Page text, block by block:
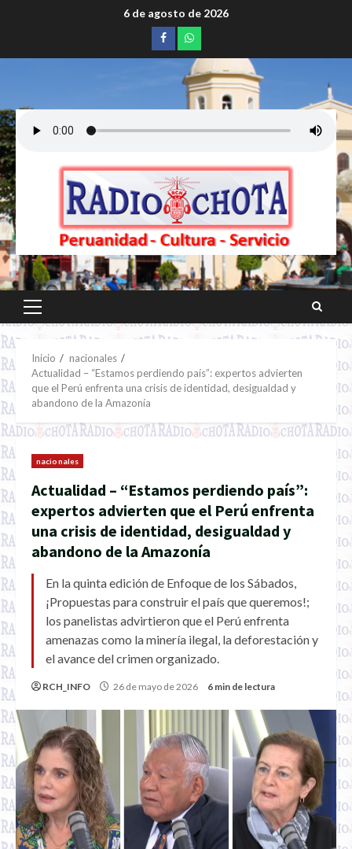
6 de agosto de 2026
Facebookwhatsapp
Menú
principal
Inicio
nacionales
Actualidad – “Estamos perdiendo país”: expertos advierten
que el Perú enfrenta una crisis de identidad, desigualdad y
abandono de la Amazonía
nacionales
Actualidad – “Estamos perdiendo país”:
expertos advierten que el Perú enfrenta
una crisis de identidad, desigualdad y
abandono de la Amazonía
En la quinta edición de Enfoque de los Sábados,
¡Propuestas para construir el país que queremos!;
los panelistas advirtieron que el Perú enfrenta
amenazas como la minería ilegal, la deforestación y
el avance del crimen organizado.
RCH_INFO 26 de mayo de 2026 6 min de lectura